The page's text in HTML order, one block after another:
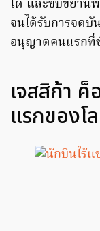
โด และขับขี่ยาน
จนได้รับการจด
อนุญาตคนแรกที่
เจสสิก้า
แรกของโ